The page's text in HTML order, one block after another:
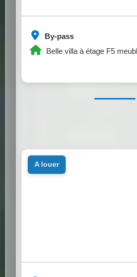
By-pass
Belle villa à étage F5
a louer